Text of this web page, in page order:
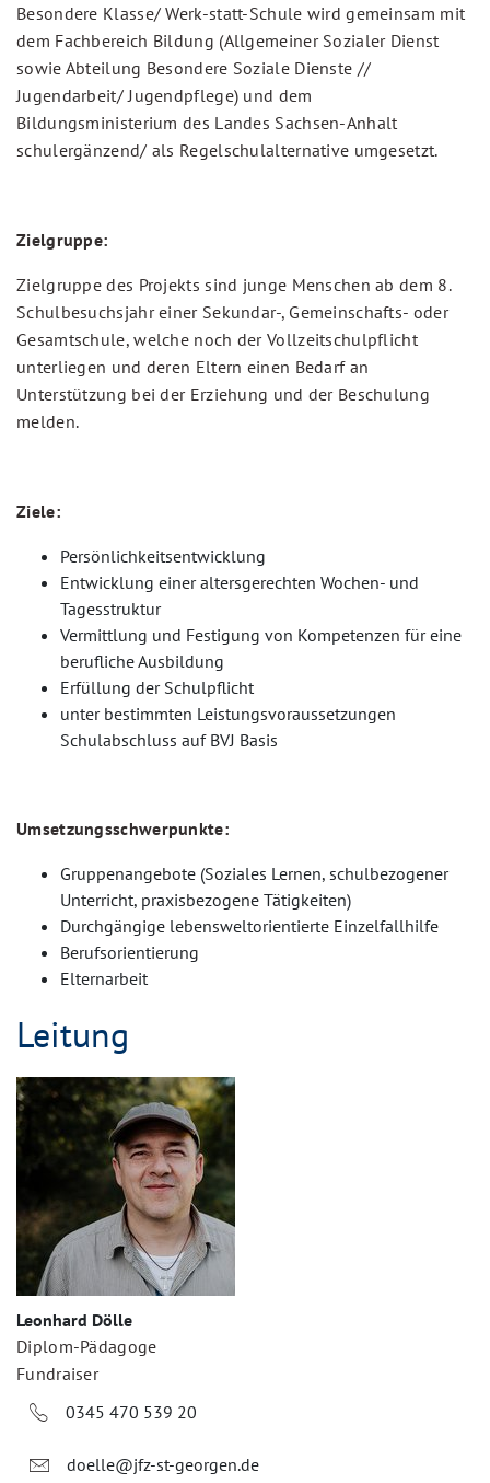
Besondere Klasse/ Werk-statt-Schule wird gemeinsam mit
dem Fachbereich Bildung (Allgemeiner Sozialer Dienst
sowie Abteilung Besondere Soziale Dienste //
Jugendarbeit/ Jugendpflege) und dem
Bildungsministerium des Landes Sachsen-Anhalt
schulergänzend/ als Regelschulalternative umgesetzt.
Zielgruppe:
Zielgruppe des Projekts sind junge Menschen ab dem 8.
Schulbesuchsjahr einer Sekundar-, Gemeinschafts- oder
Gesamtschule, welche noch der Vollzeitschulpflicht
unterliegen und deren Eltern einen Bedarf an
Unterstützung bei der Erziehung und der Beschulung
melden.
Ziele:
Persönlichkeitsentwicklung
Entwicklung einer altersgerechten Wochen- und
Tagesstruktur
Vermittlung und Festigung von Kompetenzen für eine
berufliche Ausbildung
Erfüllung der Schulpflicht
unter bestimmten Leistungsvoraussetzungen
Schulabschluss auf BVJ Basis
Umsetzungsschwerpunkte:
Gruppenangebote (Soziales Lernen, schulbezogener
Unterricht, praxisbezogene Tätigkeiten)
Durchgängige lebensweltorientierte Einzelfallhilfe
Berufsorientierung
Elternarbeit
Leitung
Leonhard Dölle
Diplom-Pädagoge
Fundraiser
0345 470 539 20
doelle@jfz-st-georgen.de